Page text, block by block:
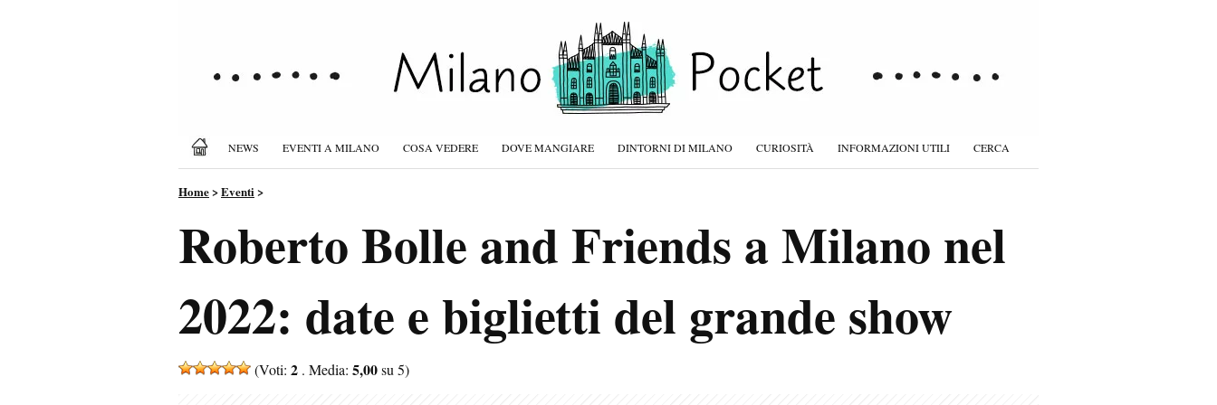
NEWS EVENTI A MILANO COSA VEDERE DOVE MANGIARE DINTORNI DI MILANO CURIOSITÀ INFORMAZIONI UTILI CERCA
Home>Eventi>
Roberto Bolle and Friends a Milano nel
2022: date e biglietti del grande show
(Voti: 2 . Media: 5,00su 5)